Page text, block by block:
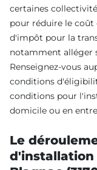
certaines
pour réduire le
d'impôt pour la
notamment alléger
Renseignez-vous
conditions
conditions pour
domicile ou en
Le
d'installation